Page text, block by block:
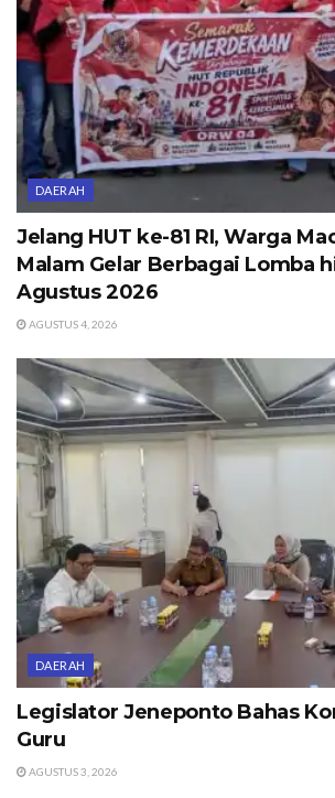
DAERAH
Jelang HUT ke-81 RI, Warga
Malam Gelar Berbagai Lomba
Agustus 2026
AGUSTUS 4, 2026
DAERAH
Legislator Jeneponto Bahas
Guru
AGUSTUS 3, 2026